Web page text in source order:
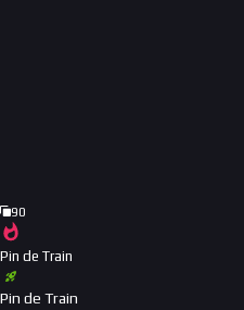
90
Pin de Train
Pin de Train